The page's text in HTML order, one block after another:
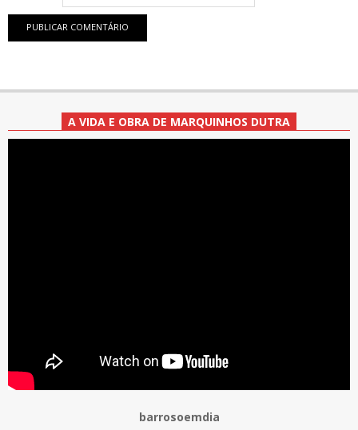
A VIDA E OBRA DE MARQUINHOS DUTRA
barrosoemdia